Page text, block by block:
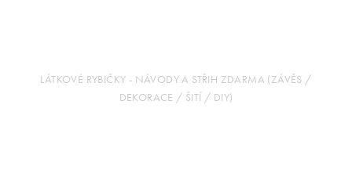
LÁTKOVÉ RYBIČKY - NÁVODY A STŘIH ZDARMA (ZÁVĚS /
DEKORACE / ŠITÍ / DIY)